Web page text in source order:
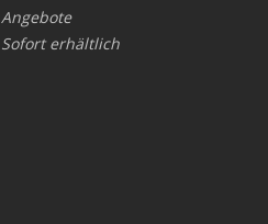
Angebote
Sofort erhältlich